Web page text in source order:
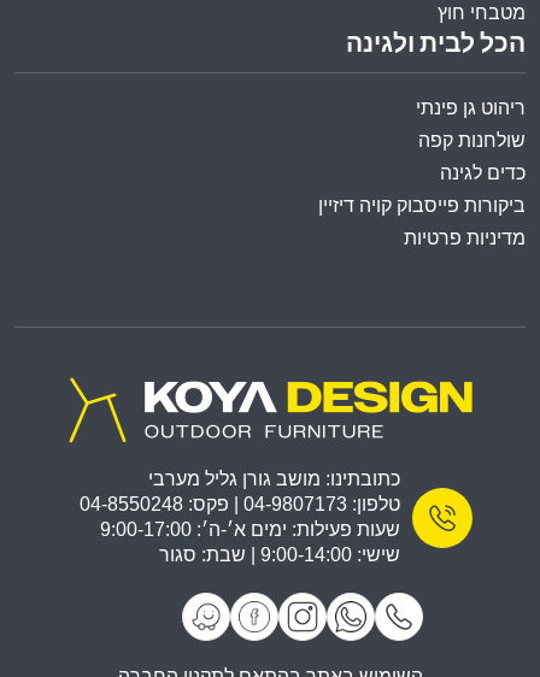
הכל לבית ולגינה
ריהוט גן פינתי
שולחנות קפה
כדים לגינה
ביקורות פייסבוק קויה דיזיין
מדיניות פרטיות
מטבחי חוץ
כתובתינו: מושב גורן גליל מערבי
טלפון: 04-9807173 | פקס: 04-8550248
שעות פעילות: ימים א׳-ה׳: 9:00-17:00
שישי: 9:00-14:00 | שבת: סגור